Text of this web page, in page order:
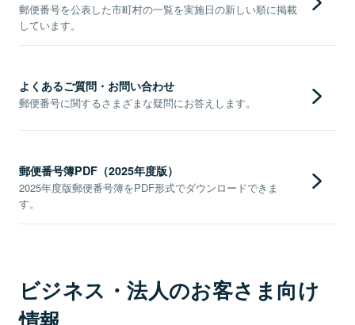
郵便番号を公表した市町村の一覧を実施日の新しい順に掲載
しています。
よくあるご質問・お問い合わせ
郵便番号に関するさまざまな疑問にお答えします。
郵便番号簿PDF（2025年度版）
2025年度版郵便番号簿をPDF形式でダウンロードできま
す。
ビジネス・法人のお客さま向け